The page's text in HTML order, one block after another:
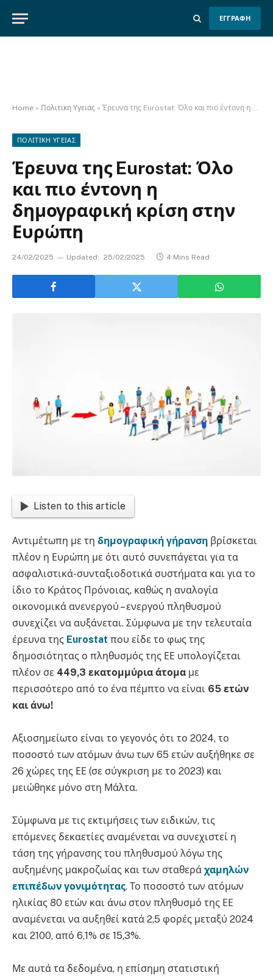
ΕΓΓΡΑΦΗ
Home » Πολιτικη Υγειας » Έρευνα της Eurostat: Όλο και πιο έντονη η δημογραφική κρίση στην Ευρώπη
ΠΟΛΙΤΙΚΗ ΥΓΕΙΑΣ
Έρευνα της Eurostat: Όλο
και πιο έντονη η
δημογραφική κρίση στην
Ευρώπη
24/02/2025 Updated: 25/02/2025 4 Mins Read
Listen to this article
Αντιμέτωπη με τη δημογραφική γήρανση βρίσκεται
πλέον η Ευρώπη με ότι αυτό συνεπάγεται για τα
ασφαλιστικά-συνταξιοδοτικά συστήματα και για το
ίδιο το Κράτος Πρόνοιας, καθώς η αναλογία
οικονομικά ανενεργού – ενεργού πληθυσμού
συνεχίζει να αυξάνεται. Σύμφωνα με την τελευταία
έρευνα της Eurostat που είδε το φως της
δημοσιότητας ο πληθυσμός της ΕΕ υπολογίζεται
πλέον σε 449,3 εκατομμύρια άτομα με
περισσότερο από το ένα πέμπτο να είναι 65 ετών
και άνω!
Αξιοσημείωτο είναι το γεγονός ότι το 2024, το
ποσοστό των ατόμων άνω των 65 ετών αυξήθηκε σε
26 χώρες της ΕΕ (σε σύγκριση με το 2023) και
μειώθηκε μόνο στη Μάλτα.
Σύμφωνα με τις εκτιμήσεις των ειδικών, τις
επόμενες δεκαετίες αναμένεται να συνεχιστεί η
τάση της γήρανσης του πληθυσμού λόγω της
αυξημένης μακροζωίας και των σταθερά χαμηλών
επιπέδων γονιμότητας. Το ποσοστό των ατόμων
ηλικίας 80 ετών και άνω στον πληθυσμό της ΕΕ
αναμένεται να αυξηθεί κατά 2,5 φορές μεταξύ 2024
και 2100, από 6,1% σε 15,3%.
Με αυτά τα δεδομένα, η επίσημη στατιστική